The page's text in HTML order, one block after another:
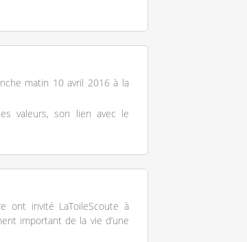
matin 10 avril 2016 à la
valeurs, son lien avec le
ont invité LaToileScoute à
important de la vie d’une